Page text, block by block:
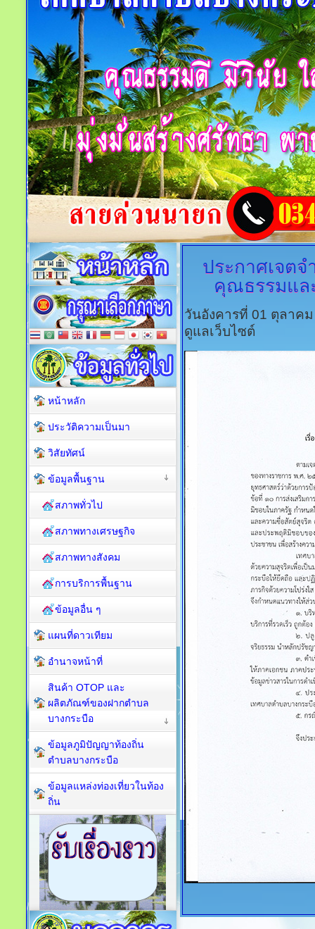
ประกาศเจต
คุณธรรมแล
วันอังคารที่ 01 ตุลาค
ดูแลเว็บไซต์
หน้าหลัก
ประวัติความเป็นมา
วิสัยทัศน์
ข้อมูลพื้นฐาน
สภาพทั่วไป
สภาพทางเศรษฐกิจ
สภาพทางสังคม
การบริการพื้นฐาน
ข้อมูลอื่น ๆ
แผนที่ดาวเทียม
อำนาจหน้าที่
สินค้า OTOP และ
ผลิตภัณฑ์ของฝากตำบล
บางกระบือ
ข้อมูลภูมิปัญญาท้องถิ่น
ตำบลบางกระบือ
ข้อมูลแหล่งท่องเที่ยวในท้อง
ถิ่น